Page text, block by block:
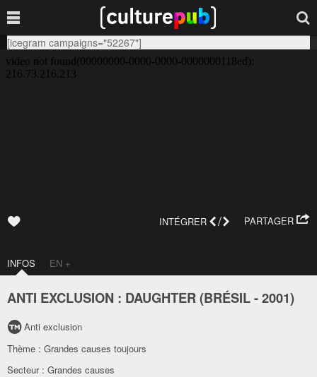
[icegram campaigns="52267"]
PARTAGER
INTÉGRER /
INFOS EN +
ANTI EXCLUSION : DAUGHTER (BRÉSIL-2001)
Anti exclusion
Thème : Grandes causes toujours
Secteur : Grandes causes